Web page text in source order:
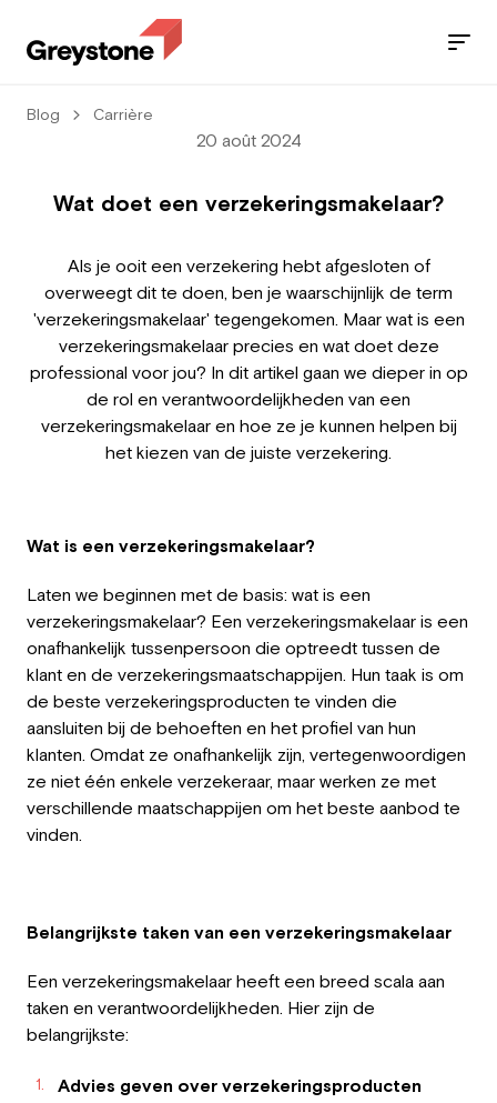
À propos de nous
Notre équipe
FR
Jobs
Blog
Contact
Blog Carrière
20 août 2024
Wat doet een verzekeringsmakelaar?
Als je ooit een verzekering hebt afgesloten of
overweegt dit te doen, ben je waarschijnlijk de term
'verzekeringsmakelaar' tegengekomen. Maar wat is een
verzekeringsmakelaar precies en wat doet deze
professional voor jou? In dit artikel gaan we dieper in op
de rol en verantwoordelijkheden van een
verzekeringsmakelaar en hoe ze je kunnen helpen bij
het kiezen van de juiste verzekering.
Wat is een verzekeringsmakelaar?
Laten we beginnen met de basis: wat is een
verzekeringsmakelaar? Een verzekeringsmakelaar is een
onafhankelijk tussenpersoon die optreedt tussen de
klant en de verzekeringsmaatschappijen. Hun taak is om
de beste verzekeringsproducten te vinden die
aansluiten bij de behoeften en het profiel van hun
klanten. Omdat ze onafhankelijk zijn, vertegenwoordigen
ze niet één enkele verzekeraar, maar werken ze met
verschillende maatschappijen om het beste aanbod te
vinden.
Belangrijkste taken van een verzekeringsmakelaar
Een verzekeringsmakelaar heeft een breed scala aan
taken en verantwoordelijkheden. Hier zijn de
belangrijkste:
Advies geven over verzekeringsproducten